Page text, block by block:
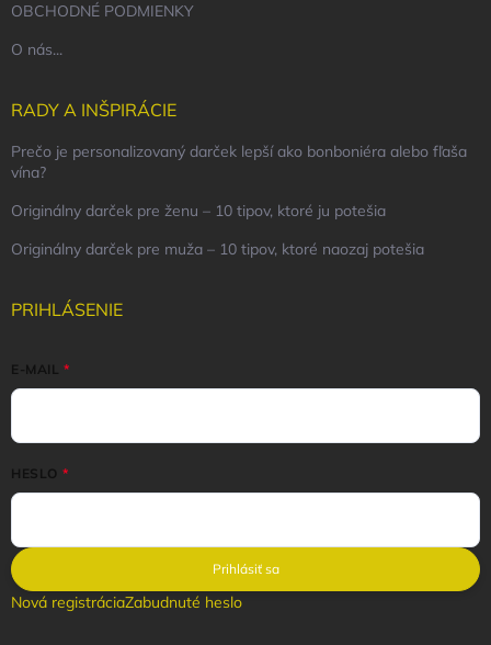
OBCHODNÉ PODMIENKY
O nás...
RADY A INŠPIRÁCIE
Prečo je personalizovaný darček lepší ako bonboniéra alebo fľaša
vína?
Originálny darček pre ženu – 10 tipov, ktoré ju potešia
Originálny darček pre muža – 10 tipov, ktoré naozaj potešia
PRIHLÁSENIE
E-MAIL
HESLO
Prihlásiť sa
Nová registráciaZabudnuté heslo